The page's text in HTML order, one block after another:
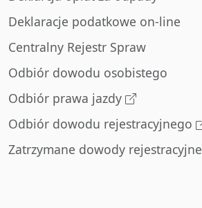
Deklaracje podatkowe on-line
Centralny Rejestr Spraw
Odbiór dowodu osobistego
Odbiór prawa jazdy
Odbiór dowodu rejestracyjnego
Zatrzymane dowody rejestracyjne